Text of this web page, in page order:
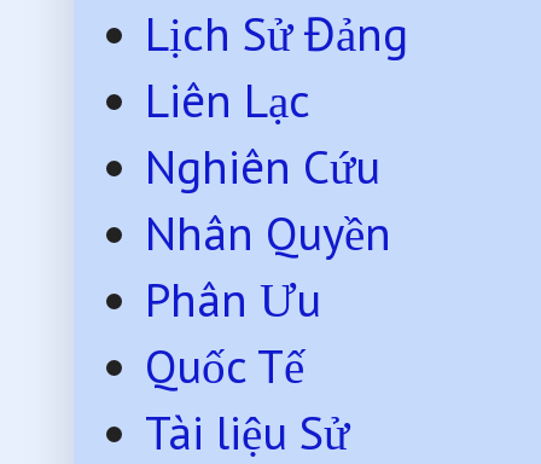
Lịch Sử Đảng
Liên Lạc
Nghiên Cứu
Nhân Quyền
Phân Ưu
Quốc Tế
Tài liệu Sử